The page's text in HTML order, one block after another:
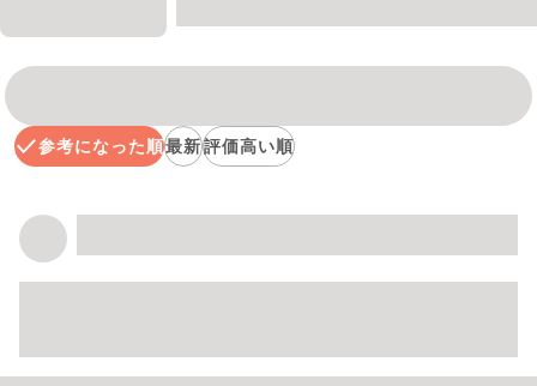
参考になった順最新評価高い順